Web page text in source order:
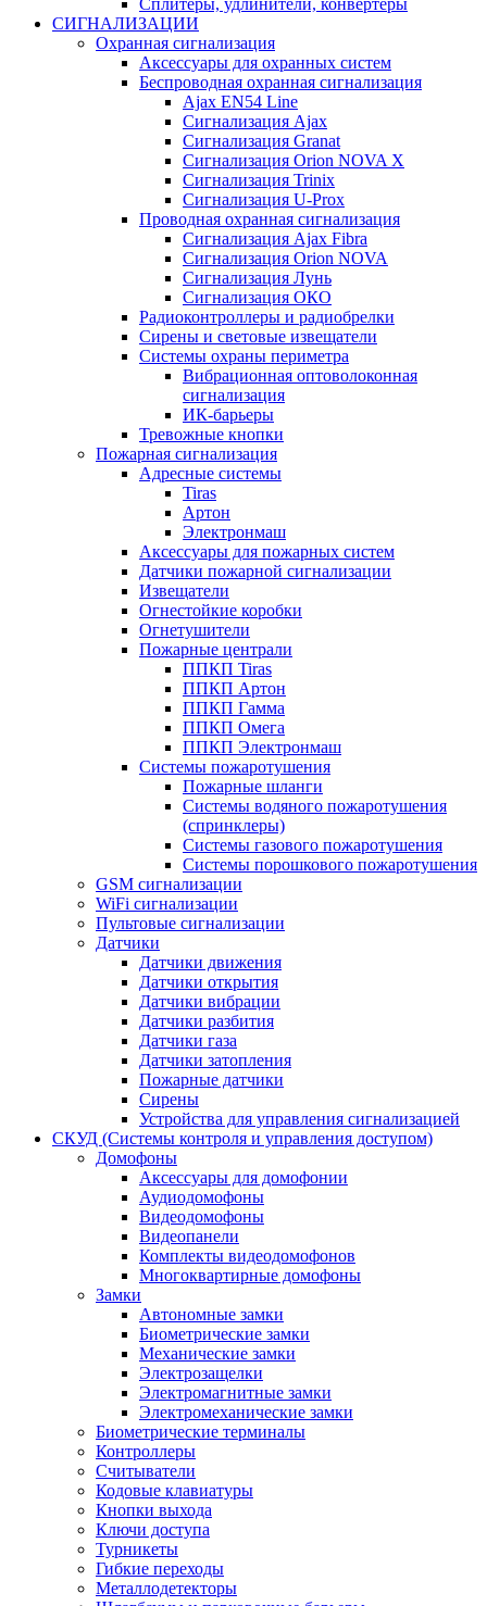
Сплитеры, удлинители, конвертеры
СИГНАЛИЗАЦИИ
Охранная сигнализация
Аксессуары для охранных систем
Беспроводная охранная сигнализация
Ajax EN54 Line
Сигнализация Ajax
Сигнализация Granat
Сигнализация Orion NOVA X
Сигнализация Trinix
Сигнализация U-Prox
Проводная охранная сигнализация
Сигнализация Ajax Fibra
Сигнализация Orion NOVA
Сигнализация Лунь
Сигнализация ОКО
Радиоконтроллеры и радиобрелки
Сирены и световые извещатели
Системы охраны периметра
Вибрационная оптоволоконная
сигнализация
ИК-барьеры
Тревожные кнопки
Пожарная сигнализация
Адресные системы
Tiras
Артон
Электронмаш
Аксессуары для пожарных систем
Датчики пожарной сигнализации
Извещатели
Огнестойкие коробки
Огнетушители
Пожарные централи
ППКП Tiras
ППКП Артон
ППКП Гамма
ППКП Омега
ППКП Электронмаш
Системы пожаротушения
Пожарные шланги
Системы водяного пожаротушения
(спринклеры)
Системы газового пожаротушения
Системы порошкового пожаротушения
GSM сигнализации
WiFi сигнализации
Пультовые сигнализации
Датчики
Датчики движения
Датчики открытия
Датчики вибрации
Датчики разбития
Датчики газа
Датчики затопления
Пожарные датчики
Сирены
Устройства для управления сигнализацией
СКУД (Системы контроля и управления доступом)
Домофоны
Аксессуары для домофонии
Аудиодомофоны
Видеодомофоны
Видеопанели
Комплекты видеодомофонов
Многоквартирные домофоны
Замки
Автономные замки
Биометрические замки
Механические замки
Электрозащелки
Электромагнитные замки
Электромеханические замки
Биометрические терминалы
Контроллеры
Считыватели
Кодовые клавиатуры
Кнопки выхода
Ключи доступа
Турникеты
Гибкие переходы
Металлодетекторы